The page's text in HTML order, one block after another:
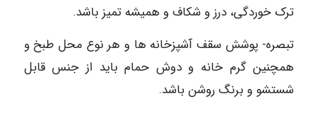
ترک خوردگی، درز و شکاف و همیشه تمیز باشد.
تبصره- پوشش سقف آشپزخانه ها و هر نوع محل طبخ و
همچنین گرم خانه و دوش حمام باید از جنس قابل
شستشو و برنگ روشن باشد.